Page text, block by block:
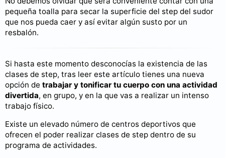
pequeña toalla para secar la superficie del step del sudor
que nos pueda caer y así evitar algún susto por un
resbalón.
Si hasta este momento desconocías la existencia de las
clases de step, tras leer este artículo tienes una nueva
opción de trabajar y tonificar tu cuerpo con una actividad
divertida, en grupo, y en la que vas a realizar un intenso
trabajo físico.
Existe un elevado número de centros deportivos que
ofrecen el poder realizar clases de step dentro de su
programa de actividades.